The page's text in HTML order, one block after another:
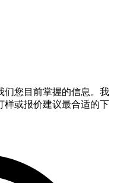
们您目前掌握的信息。我
样或报价建议最合适的下